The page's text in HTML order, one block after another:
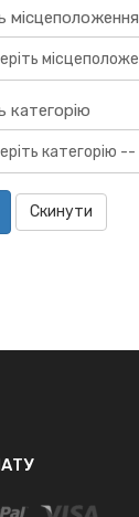
місцеположення
категорію
Скинути